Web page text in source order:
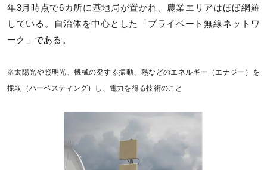
年3月時点で6カ所に基地局が置かれ、農業エリアはほぼ網羅
している。自治体を中心とした「プライベート無線ネットワ
ーク」である。
※太陽光や照明光、機械の発する振動、熱などのエネルギー（エナジー）を
採取（ハーベスティング）し、電力を得る技術のこと